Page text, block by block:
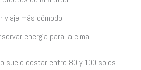
viaje más cómodo
energía para la cima
suele costar entre 80 y 100 soles